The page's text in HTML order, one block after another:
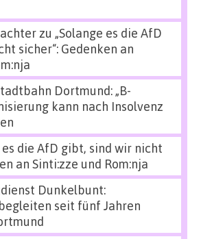
zu „Solange es die AfD
sicher“: Gedenken an
Dortmund: „B-
kann nach Insolvenz
es die AfD gibt, sind wir nicht
an Sinti:zze und Rom:nja
Dunkelbunt:
seit fünf Jahren